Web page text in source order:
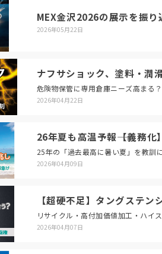
MEX金沢2026の展示を振
2026年05月22日
ナフサショック、塗料・潤
危険物保管に専用倉庫ニーズ高まる？
2026年04月22日
26年夏も高温予報――【義務
25年の「過去最高に暑い夏」を教訓
2026年04月09日
【超硬不足】タングステ
リサイクル・高付加価値加工・ハイ
2026年04月07日